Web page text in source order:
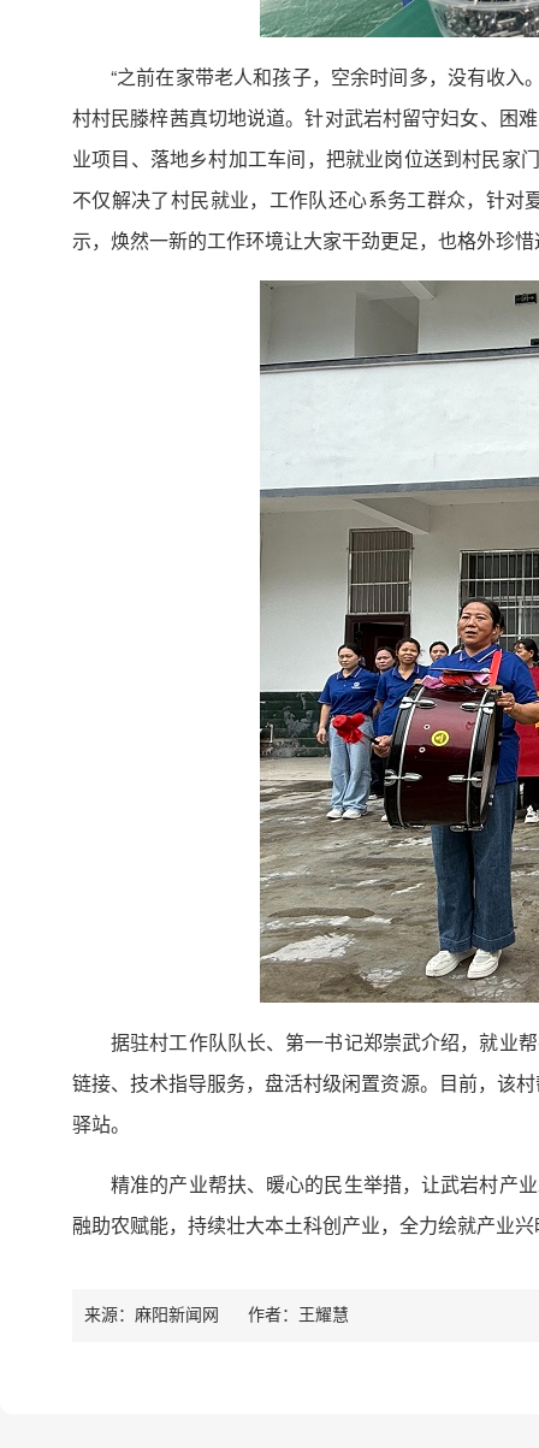
“之前在家带老人和孩子，空余时间多，没有收
村村民滕梓茜真切地说道。针对武岩村留守妇女、困
业项目、落地乡村加工车间，把就业岗位送到村民家
不仅解决了村民就业，工作队还心系务工群众，针
示，焕然一新的工作环境让大家干劲更足，也格外珍
据驻村工作队队长、第一书记郑崇武介绍，就业
链接、技术指导服务，盘活村级闲置资源。目前，该
驿站。
精准的产业帮扶、暖心的民生举措，让武岩村产
融助农赋能，持续壮大本土科创产业，全力绘就产业
来源：麻阳新闻网 作者： 王耀慧